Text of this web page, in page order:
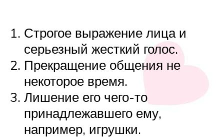
Строгое выражение лица и
серьезный жесткий голос.
Прекращение общения не
некоторое время.
Лишение его чего-то
принадлежавшего ему,
например, игрушки.